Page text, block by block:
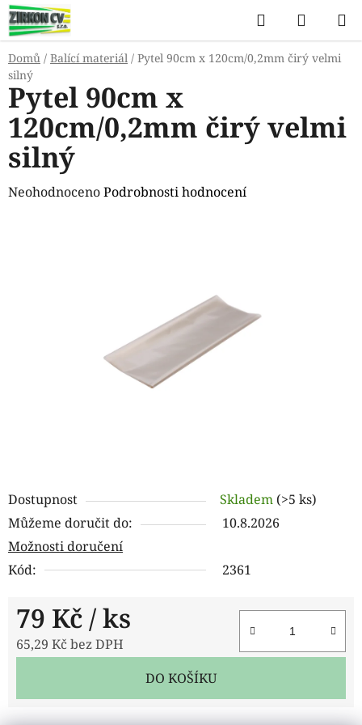
Přejít
na
obsah
Hledat
KOŠÍK
Domů / Balící materiál / Pytel 90cm x 120cm/0,2mm čirý velmi
silný
Dostupnost Skladem (>5 ks)
Můžeme doručit do:
10.8.2026
Možnosti doručení
Kód:
2361
79 Kč / ks
65,29 Kč bez DPH
DO KOŠÍKU
Pytel 90cm x
120cm/0,2mm čirý velmi
silný
Průměrné
NeohodnocenoPodrobnosti hodnocení